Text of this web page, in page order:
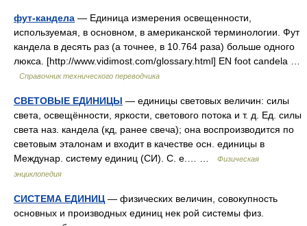
фут-кандела — Единица измерения освещенности,
используемая, в основном, в американской терминологии. Фут
кандела в десять раз (а точнее, в 10.764 раза) больше одного
люкса. [http://www.vidimost.com/glossary.html] EN foot candela …
Справочник технического переводчика
СВЕТОВЫЕ ЕДИНИЦЫ — единицы световых величин: силы
света, освещённости, яркости, светового потока и т. д. Ед. силы
света наз. кандела (кд, ранее свеча); она воспроизводится по
световым эталонам и входит в качестве осн. единицы в
Междунар. систему единиц (СИ). С. е.… …
Физическая
энциклопедия
СИСТЕМА ЕДИНИЦ — физических величин, совокупность
основных и производных единиц нек рой системы физ.